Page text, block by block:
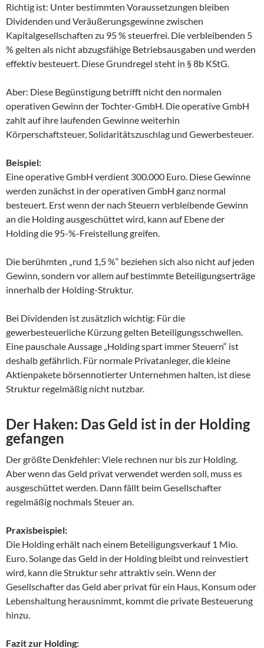
Richtig ist: Unter bestimmten Voraussetzungen bleiben
Dividenden und Veräußerungsgewinne zwischen
Kapitalgesellschaften zu 95 % steuerfrei. Die verbleibenden 5
% gelten als nicht abzugsfähige Betriebsausgaben und werden
effektiv besteuert. Diese Grundregel steht in § 8b KStG.
Aber: Diese Begünstigung betrifft nicht den normalen
operativen Gewinn der Tochter-GmbH. Die operative GmbH
zahlt auf ihre laufenden Gewinne weiterhin
Körperschaftsteuer, Solidaritätszuschlag und Gewerbesteuer.
Beispiel:
Eine operative GmbH verdient 300.000 Euro. Diese Gewinne
werden zunächst in der operativen GmbH ganz normal
besteuert. Erst wenn der nach Steuern verbleibende Gewinn
an die Holding ausgeschüttet wird, kann auf Ebene der
Holding die 95-%-Freistellung greifen.
Die berühmten „rund 1,5 %“ beziehen sich also nicht auf jeden
Gewinn, sondern vor allem auf bestimmte Beteiligungserträge
innerhalb der Holding-Struktur.
Bei Dividenden ist zusätzlich wichtig: Für die
gewerbesteuerliche Kürzung gelten Beteiligungsschwellen.
Eine pauschale Aussage „Holding spart immer Steuern“ ist
deshalb gefährlich. Für normale Privatanleger, die kleine
Aktienpakete börsennotierter Unternehmen halten, ist diese
Struktur regelmäßig nicht nutzbar.
Der Haken: Das Geld ist in der Holding
gefangen
Der größte Denkfehler: Viele rechnen nur bis zur Holding.
Aber wenn das Geld privat verwendet werden soll, muss es
ausgeschüttet werden. Dann fällt beim Gesellschafter
regelmäßig nochmals Steuer an.
Praxisbeispiel:
Die Holding erhält nach einem Beteiligungsverkauf 1 Mio.
Euro. Solange das Geld in der Holding bleibt und reinvestiert
wird, kann die Struktur sehr attraktiv sein. Wenn der
Gesellschafter das Geld aber privat für ein Haus, Konsum oder
Lebenshaltung herausnimmt, kommt die private Besteuerung
hinzu.
Fazit zur Holding: